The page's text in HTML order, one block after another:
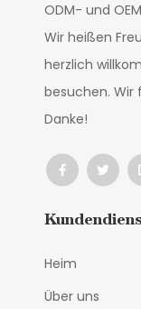
ODM- und
Wir heißen
herzlich
besuchen. Wir
Danke!
Heim
Über uns